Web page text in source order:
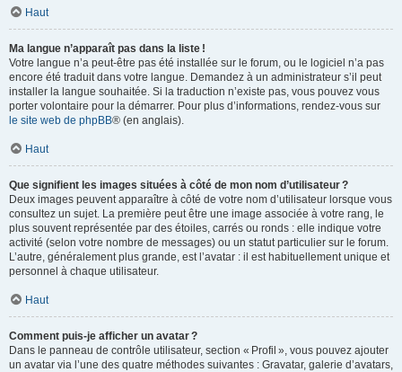
Haut
Ma langue n’apparaît pas dans la liste !
Votre langue n’a peut-être pas été installée sur le forum, ou le logiciel n’a pas
encore été traduit dans votre langue. Demandez à un administrateur s’il peut
installer la langue souhaitée. Si la traduction n’existe pas, vous pouvez vous
porter volontaire pour la démarrer. Pour plus d’informations, rendez-vous sur
le site web de phpBB® (en anglais).
Haut
Que signifient les images situées à côté de mon nom d’utilisateur ?
Deux images peuvent apparaître à côté de votre nom d’utilisateur lorsque vous
consultez un sujet. La première peut être une image associée à votre rang, le
plus souvent représentée par des étoiles, carrés ou ronds : elle indique votre
activité (selon votre nombre de messages) ou un statut particulier sur le forum.
L’autre, généralement plus grande, est l’avatar : il est habituellement unique et
personnel à chaque utilisateur.
Haut
Comment puis-je afficher un avatar ?
Dans le panneau de contrôle utilisateur, section « Profil », vous pouvez ajouter
un avatar via l’une des quatre méthodes suivantes : Gravatar, galerie d’avatars,